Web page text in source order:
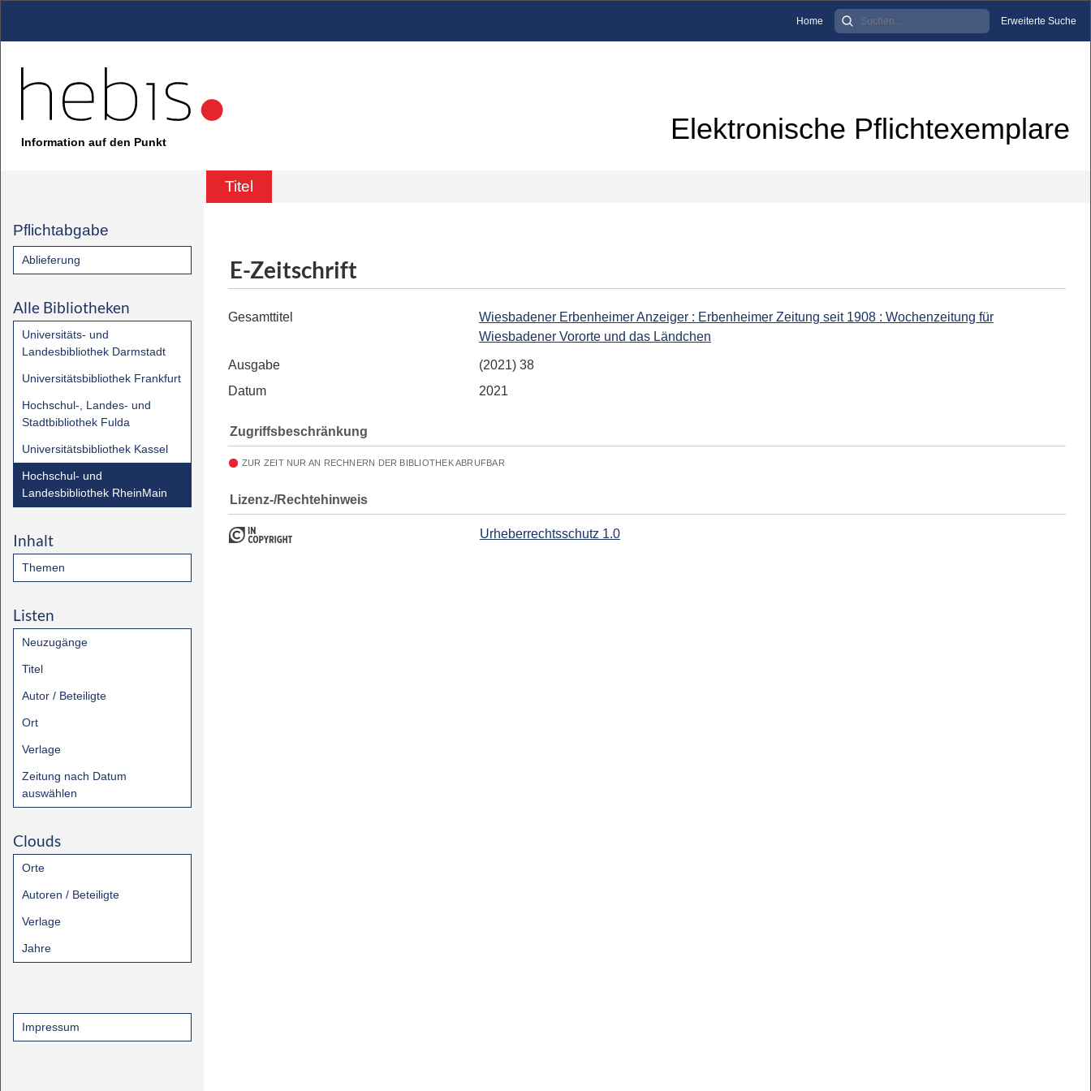
Home Erweiterte Suche
Information auf den Punkt Elektronische Pflichtexemplare
Titel
Pflichtabgabe
Ablieferung
Alle Bibliotheken
Universitäts- und
Landesbibliothek Darmstadt
Universitätsbibliothek Frankfurt
Hochschul-, Landes- und
Stadtbibliothek Fulda
Universitätsbibliothek Kassel
Hochschul- und
Landesbibliothek RheinMain
Inhalt
Themen
Listen
Neuzugänge
Titel
Autor / Beteiligte
Ort
Verlage
Zeitung nach Datum
auswählen
Clouds
Orte
Autoren / Beteiligte
Verlage
Jahre
Impressum
E-Zeitschrift
Gesamttitel
Wiesbadener Erbenheimer Anzeiger : Erbenheimer Zeitung seit 1908 : Wochenzeitung für
Wiesbadener Vororte und das Ländchen
Ausgabe
(2021) 38
Datum
2021
Zugriffsbeschränkung
ZUR ZEIT NUR AN RECHNERN DER BIBLIOTHEK ABRUFBAR
Lizenz-/Rechtehinweis
Urheberrechtsschutz 1.0